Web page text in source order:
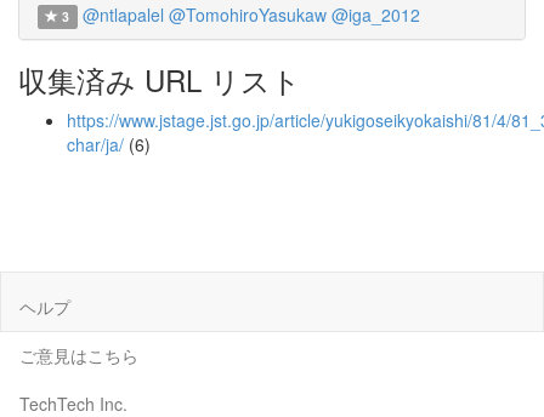
3 @ntlapalel @TomohiroYasukaw @iga_2012
収集済み URL リスト
https://www.jstage.jst.go.jp/article/yukigoseikyokaishi/81/4/
char/ja/ (6)
ヘルプ
ご意見はこちら
TechTech Inc.